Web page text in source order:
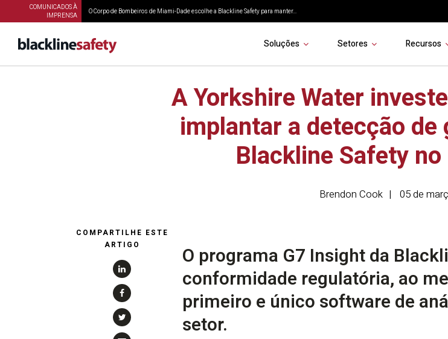
COMUNICADOS À
IMPRENSA
O Corpo de Bombeiros de Miami-Dade escolhe a Blackline Safety para manter...
Soluções Setores Recursos
A Yorkshire Water
implantar a detecção de
Blackline Safety
Brendon Cook 05 de
COMPARTILHE ESTE
ARTIGO
O programa G7 Insight da
conformidade regulatória, ao
primeiro e único software de
setor.